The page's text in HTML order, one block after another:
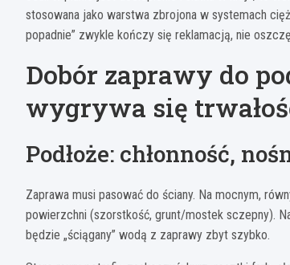
stosowana jako warstwa zbrojona w systemach
popadnie” zwykle kończy się reklamacją, nie
Dobór zaprawy do
wygrywa się
Podłoże: chłonność,
Zaprawa musi pasować do ściany. Na mocnym,
powierzchni (szorstkość, grunt/mostek sczepny).
będzie „ściągany” wodą z zaprawy zbyt szybko.